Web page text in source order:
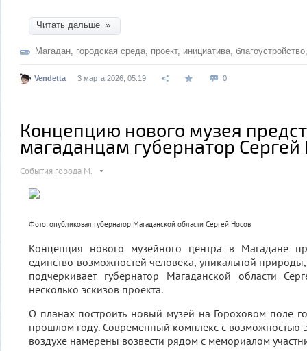
Читать дальше »
Магадан, городская среда, проект, инициатива, благоустройство
Vendetta 3 марта 2026, 05:19 0
Концепцию нового музея
магаданцам губернатор Сергей
События города М.
Фото: опубликовал губернатор Магаданской области Сергей Носов
Концепция нового музейного центра в Магадане
единство возможностей человека, уникальной
подчеркивает губернатор Магаданской области
несколько эскизов проекта.
О планах построить новый музей на Гороховом поле
прошлом году. Современный комплекс с возможностью
воздухе намерены возвести рядом с мемориалом